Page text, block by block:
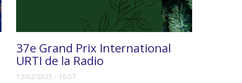
37e Grand Prix International
URTI de la Radio
13/02/2025 - 10:07